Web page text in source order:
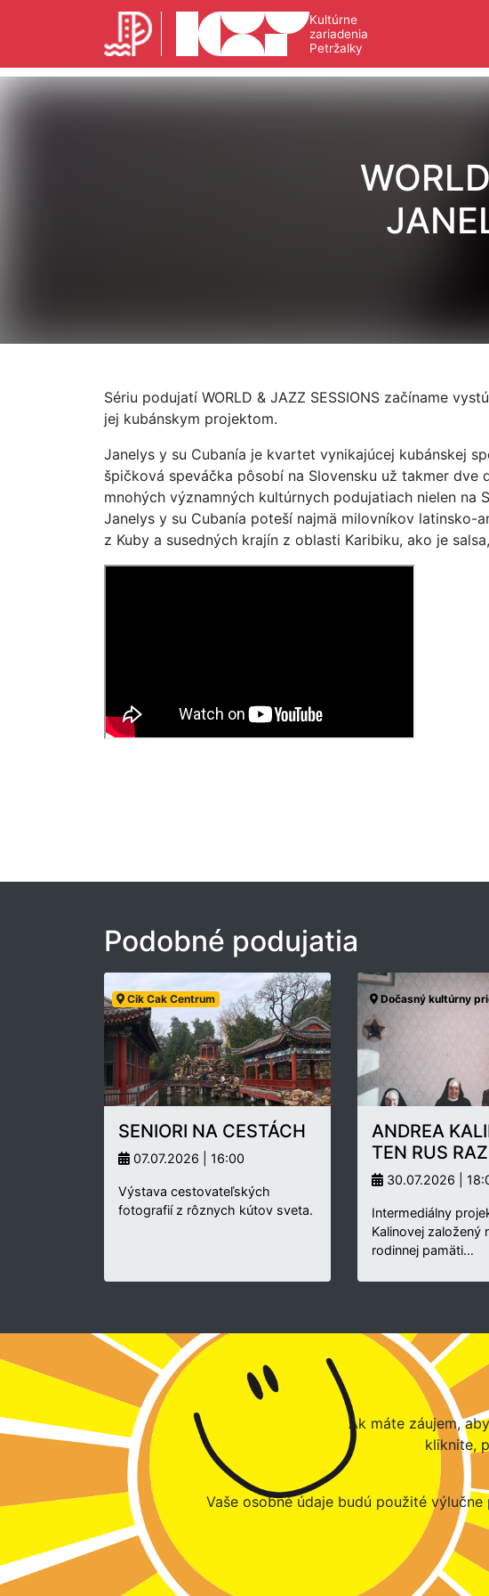
Kultúrne
zariadenia
Petržalky
Sériu podujatí WORLD & JAZZ SESSIONS začíname
jej kubánskym projektom.
Janelys y su Cubanía je kvartet vynikajúcej kubánskej
špičková speváčka pôsobí na Slovensku už takmer dve
mnohých významných kultúrnych podujatiach nielen na
Janelys y su Cubanía poteší najmä milovníkov latinsko-
z Kuby a susedných krajín z oblasti Karibiku, ako je
Podobné podujatia
Cik Cak Centrum
SENIORI NA CESTÁCH
07.07.2026 | 16:00
Výstava cestovateľských
fotografií z rôznych kútov sveta.
Dočasný kultúrny
ANDREA
TEN RUS
30.07.2026 |
Intermediálny
Kalinovej založený
rodinnej pamäti…
Ak máte záujem,
kliknite,
Vaše osobné údaje budú použité